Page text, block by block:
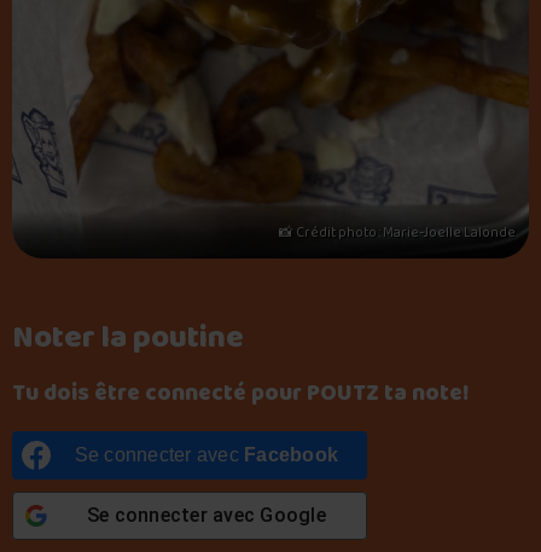
Noter la poutine
Tu dois être connecté pour POUTZ ta note!
Se connecter avec Facebook
Se connecter avec Google
📸 Crédit photo : Marie-Joelle Lalonde